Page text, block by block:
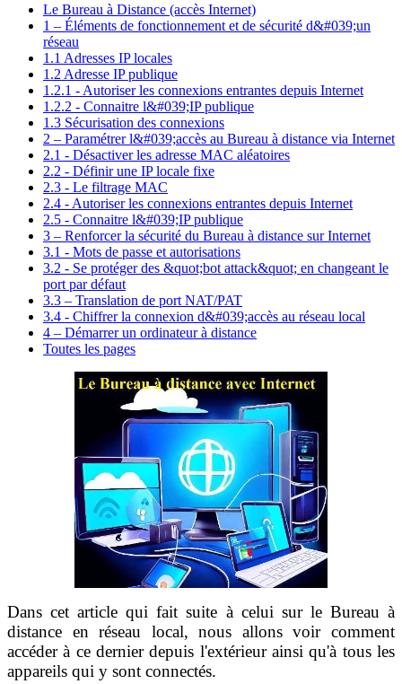
Le Bureau à Distance (accès Internet)
1 – Éléments de fonctionnement et de sécurité d&#039;un
réseau
1.1 Adresses IP locales
1.2 Adresse IP publique
1.2.1 - Autoriser les connexions entrantes depuis Internet
1.2.2 - Connaitre l&#039;IP publique
1.3 Sécurisation des connexions
2 – Paramétrer l&#039;accès au Bureau à distance via Internet
2.1 - Désactiver les adresse MAC aléatoires
2.2 - Définir une IP locale fixe
2.3 - Le filtrage MAC
2.4 - Autoriser les connexions entrantes depuis Internet
2.5 - Connaitre l&#039;IP publique
3 – Renforcer la sécurité du Bureau à distance sur Internet
3.1 - Mots de passe et autorisations
3.2 - Se protéger des &quot;bot attack&quot; en changeant le
port par défaut
3.3 – Translation de port NAT/PAT
3.4 - Chiffrer la connexion d&#039;accès au réseau local
4 – Démarrer un ordinateur à distance
Toutes les pages
Dans cet article qui fait suite à celui sur le Bureau à
distance en réseau local, nous allons voir comment
accéder à ce dernier depuis l'extérieur ainsi qu'à tous les
appareils qui y sont connectés.